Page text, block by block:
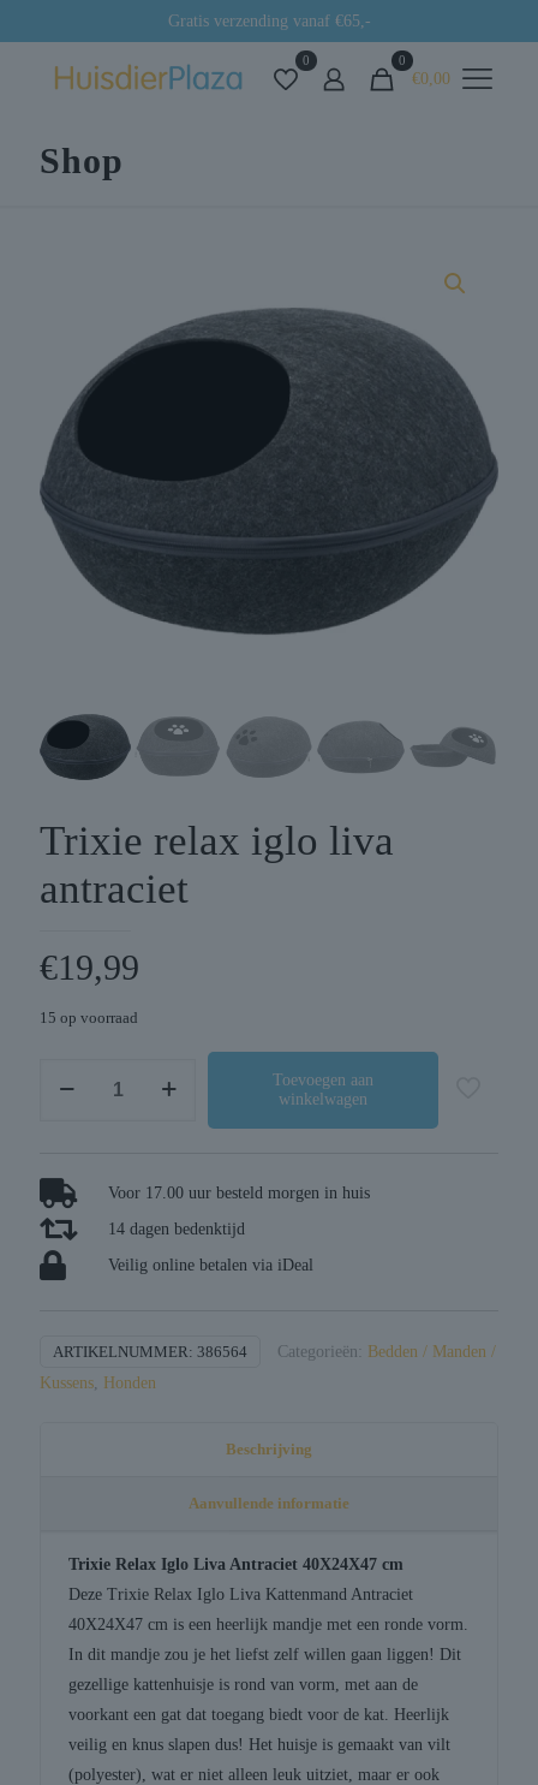
Gratis verzending vanaf €65,-
0 0
€0,00
Shop
Trixie relax iglo liva
antraciet
€19,99
15 op voorraad
antraciet
aantal
Toevoegen aan
winkelwagen
Voor 17.00 uur besteld morgen in huis
14 dagen bedenktijd
Veilig online betalen via iDeal
ARTIKELNUMMER: 386564 Categorieën:
Bedden / Manden /
Kussens
Honden
Beschrijving
Aanvullende informatie
Trixie Relax Iglo Liva Antraciet 40X24X47 cm
Deze Trixie Relax Iglo Liva Kattenmand Antraciet
40X24X47 cm is een heerlijk mandje met een ronde vorm.
In dit mandje zou je het liefst zelf willen gaan liggen! Dit
gezellige kattenhuisje is rond van vorm, met aan de
voorkant een gat dat toegang biedt voor de kat. Heerlijk
veilig en knus slapen dus! Het huisje is gemaakt van vilt
(polyester), wat er niet alleen leuk uitziet, maar er ook